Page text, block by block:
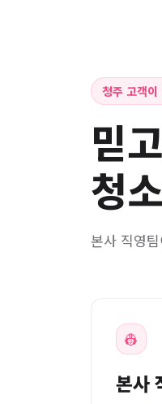
청주 고객이
믿
청
본사 직영
👷
본사